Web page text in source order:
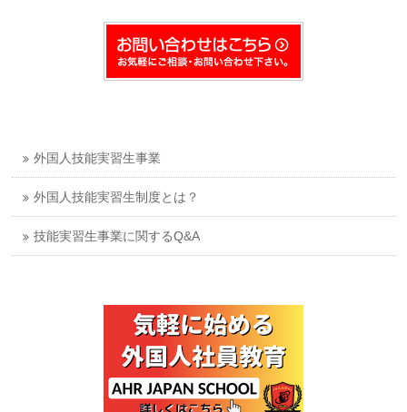
外国人技能実習生事業
外国人技能実習生制度とは？
技能実習生事業に関するQ&A